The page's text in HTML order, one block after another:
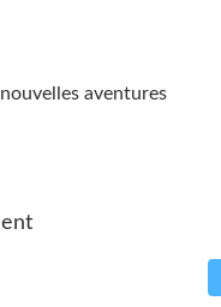
aventures